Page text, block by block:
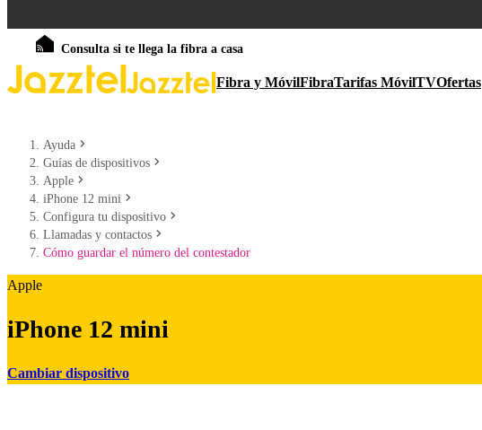
Consulta si te llega la fibra a casa
Fibra y MóvilFibraTarifas MóvilTVOfertas
Ayuda
Guías de dispositivos
Apple
iPhone 12 mini
Configura tu dispositivo
Llamadas y contactos
Cómo guardar el número del contestador
Apple
iPhone 12 mini
Cambiar dispositivo